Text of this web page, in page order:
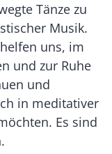
Tänze zu
Musik.
uns, im
und zur Ruhe
und
in meditativer
Es sind